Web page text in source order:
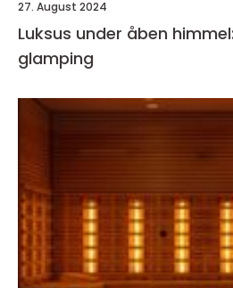
27. August 2024
Luksus under åben
glamping